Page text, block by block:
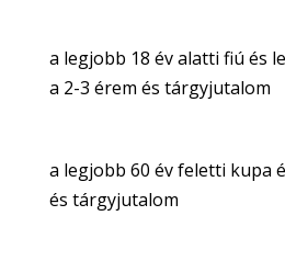
a legjobb 18 év alatti fiú és
a 2-3 érem és tárgyjutalom
a legjobb 60 év feletti kupa
és tárgyjutalom